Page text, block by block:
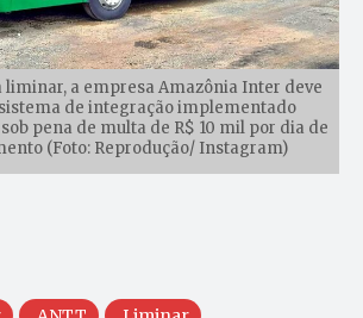
liminar, a empresa Amazônia Inter deve
de integração implementado
pena de multa de R$ 10 mil por dia de
(Foto: Reprodução/ Instagram)